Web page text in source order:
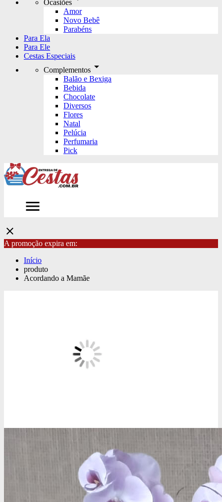
Ocasiões
Amor
Novo Bebê
Parabéns
Para Ela
Para Ele
Cestas Especiais
Complementos arrow_drop_down
Balão e Bexiga
Bebida
Chocolate
Diversos
Flores
Natal
Pelúcia
Perfumaria
Pick
menu
close
A promoção expira em:
Início
produto
Acordando a Mamãe